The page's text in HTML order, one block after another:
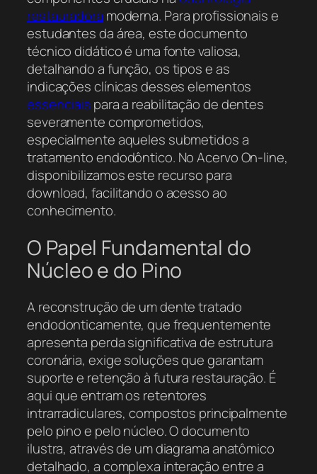
restauradora moderna. Para profissionais e
estudantes da área, este documento
técnico didático é uma fonte valiosa,
detalhando a função, os tipos e as
indicações clínicas desses elementos
essenciais para a reabilitação de dentes
severamente comprometidos,
especialmente aqueles submetidos a
tratamento endodôntico. No Acervo On-line,
disponibilizamos este recurso para
download, facilitando o acesso ao
conhecimento.
O Papel Fundamental do
Núcleo e do Pino
A reconstrução de um dente tratado
endodonticamente, que frequentemente
apresenta perda significativa de estrutura
coronária, exige soluções que garantam
suporte e retenção à futura restauração. É
aqui que entram os retentores
intrarradiculares, compostos principalmente
pelo pino e pelo núcleo. O documento
ilustra, através de um diagrama anatômico
detalhado, a complexa interação entre a